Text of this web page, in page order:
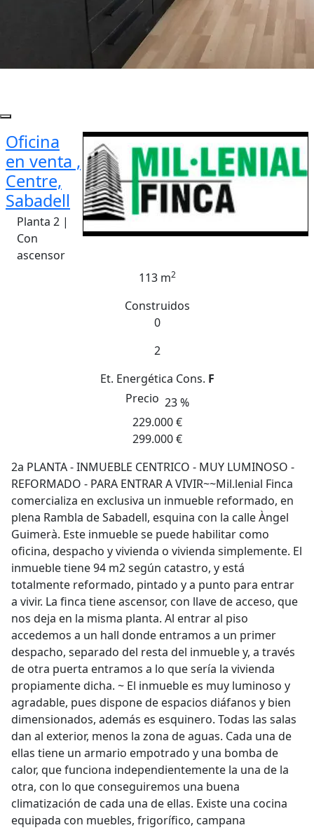
Oficina
en venta ,
Centre,
Sabadell
Planta 2 |
Con
ascensor
113 m2
Construidos
0
2
Et. Energética Cons. F
Precio 23 %
229.000 €
299.000 €
2a PLANTA - INMUEBLE CENTRICO - MUY LUMINOSO -
REFORMADO - PARA ENTRAR A VIVIR~~Mil.lenial Finca
comercializa en exclusiva un inmueble reformado, en
plena Rambla de Sabadell, esquina con la calle Àngel
Guimerà. Este inmueble se puede habilitar como
oficina, despacho y vivienda o vivienda simplemente. El
inmueble tiene 94 m2 según catastro, y está
totalmente reformado, pintado y a punto para entrar
a vivir. La finca tiene ascensor, con llave de acceso, que
nos deja en la misma planta. Al entrar al piso
accedemos a un hall donde entramos a un primer
despacho, separado del resta del inmueble y, a través
de otra puerta entramos a lo que sería la vivienda
propiamente dicha. ~ El inmueble es muy luminoso y
agradable, pues dispone de espacios diáfanos y bien
dimensionados, además es esquinero. Todas las salas
dan al exterior, menos la zona de aguas. Cada una de
ellas tiene un armario empotrado y una bomba de
calor, que funciona independientemente la una de la
otra, con lo que conseguiremos una buena
climatización de cada una de ellas. Existe una cocina
equipada con muebles, frigorífico, campana